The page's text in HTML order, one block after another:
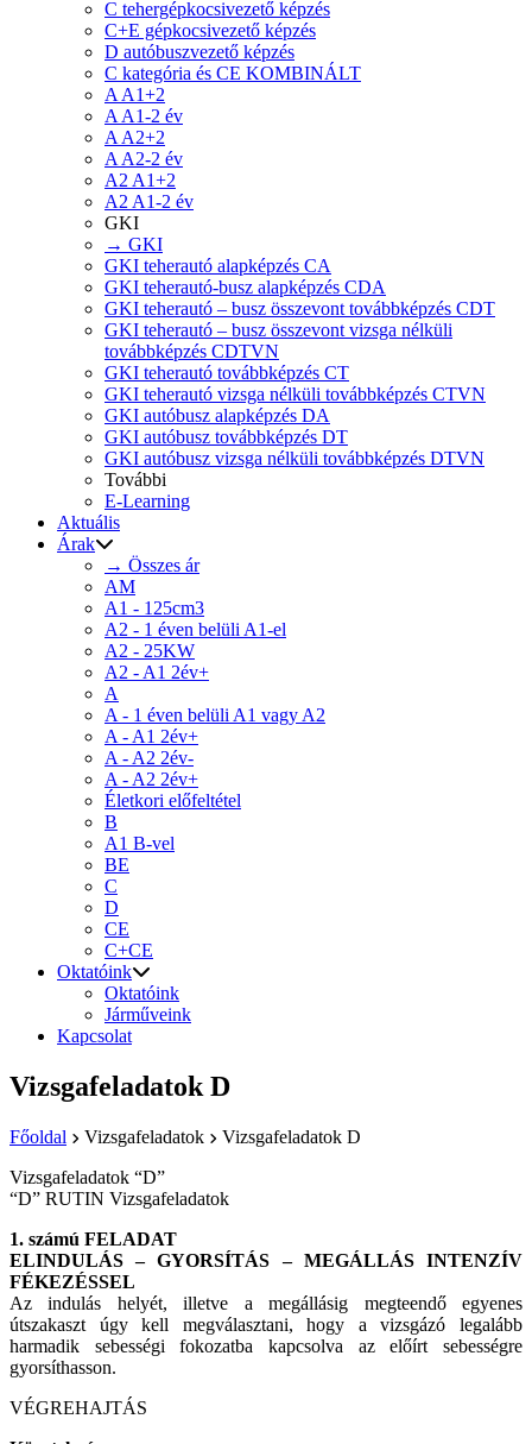
C tehergépkocsivezető képzés
C+E gépkocsivezető képzés
D autóbuszvezető képzés
C kategória és CE KOMBINÁLT
A A1+2
A A1-2 év
A A2+2
A A2-2 év
A2 A1+2
A2 A1-2 év
GKI
→ GKI
GKI teherautó alapképzés CA
GKI teherautó-busz alapképzés CDA
GKI teherautó – busz összevont továbbképzés CDT
GKI teherautó – busz összevont vizsga nélküli
továbbképzés CDTVN
GKI teherautó továbbképzés CT
GKI teherautó vizsga nélküli továbbképzés CTVN
GKI autóbusz alapképzés DA
GKI autóbusz továbbképzés DT
GKI autóbusz vizsga nélküli továbbképzés DTVN
További
E-Learning
Aktuális
Árak
→ Összes ár
AM
A1 - 125cm3
A2 - 1 éven belüli A1-el
A2 - 25KW
A2 - A1 2év+
A
A - 1 éven belüli A1 vagy A2
A - A1 2év+
A - A2 2év-
A - A2 2év+
Életkori előfeltétel
B
A1 B-vel
BE
C
D
CE
C+CE
Oktatóink
Oktatóink
Járműveink
Kapcsolat
Vizsgafeladatok D
Főoldal Vizsgafeladatok
Vizsgafeladatok D
Vizsgafeladatok “D”
“D” RUTIN Vizsgafeladatok
1. számú FELADAT
ELINDULÁS – GYORSÍTÁS – MEGÁLLÁS INTENZÍV
FÉKEZÉSSEL
Az indulás helyét, illetve a megállásig megteendő egyenes
útszakaszt úgy kell megválasztani, hogy a vizsgázó legalább
harmadik sebességi fokozatba kapcsolva az előírt sebességre
gyorsíthasson.
VÉGREHAJTÁS